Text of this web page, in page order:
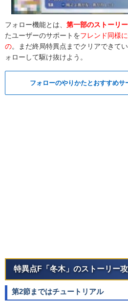
星3
クーフーリン(
フォロー機能とは、 第一部のストーリ
たユーザーのサポートをフレンド同様
の。まだ終局特異点までクリアできて
ォローして駆け抜けよう。
フォローのやりかたとおすすめサ
特異点F「冬木」のストーリー
第2節まではチュートリアル